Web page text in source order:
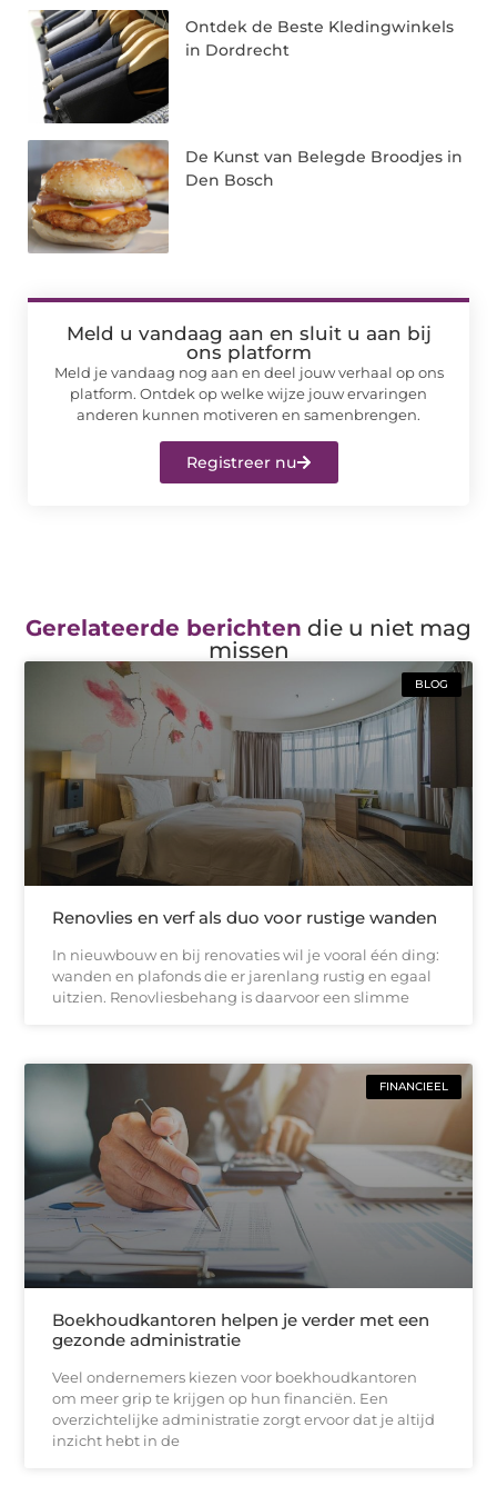
Ontdek de Beste Kledingwinkels
in Dordrecht
De Kunst van Belegde Broodjes in
Den Bosch
Meld u vandaag aan en sluit u aan bij
ons platform
Meld je vandaag nog aan en deel jouw verhaal op ons
platform. Ontdek op welke wijze jouw ervaringen
anderen kunnen motiveren en samenbrengen.
Registreer nu
Gerelateerde berichten die u niet mag
missen
BLOG
Renovlies en verf als duo voor rustige wanden
In nieuwbouw en bij renovaties wil je vooral één ding:
wanden en plafonds die er jarenlang rustig en egaal
uitzien. Renovliesbehang is daarvoor een slimme
FINANCIEEL
Boekhoudkantoren helpen je verder met een
gezonde administratie
Veel ondernemers kiezen voor boekhoudkantoren
om meer grip te krijgen op hun financiën. Een
overzichtelijke administratie zorgt ervoor dat je altijd
inzicht hebt in de